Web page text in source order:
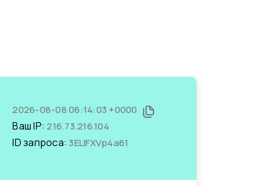
2026-08-08 06:14:03 +0000
Ваш IP:216.73.216.104
ID запроса: 3ELIFXVp4a61